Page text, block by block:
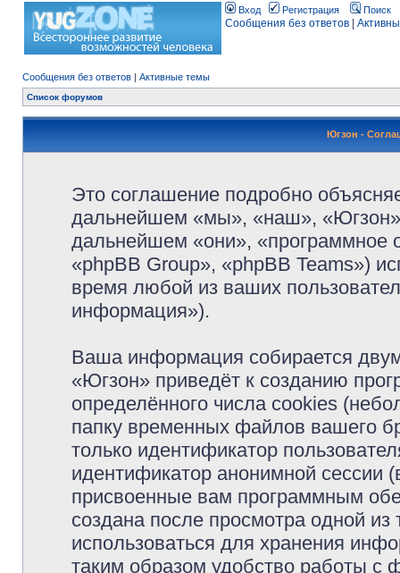
Вход Регистрация Поиск
Сообщения без ответов
Сообщения без ответов | Активные темы
Список форумов
Югзон -
Это соглашение подробно
дальнейшем «мы», «наш»,
дальнейшем «они», «программное
«phpBB Group», «phpBB Teams»)
время любой из ваших
информация»).
Ваша информация собирается
«Югзон» приведёт к созданию
определённого числа cookies
папку временных файлов вашего
только идентификатор
идентификатор анонимной сессии
присвоенные вам программным
создана после просмотра одной
использоваться для хранения
таким образом удобство работы с